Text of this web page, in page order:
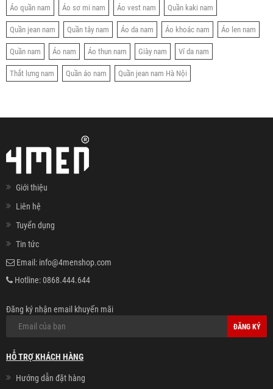
Áo quần nam Áo sơ mi nam Áo vest nam Quần kaki nam
Quần jean nam Quần tây nam Áo da nam Áo khoác nam Áo len nam
Quần nam Áo nam Áo thun nam Giày nam Ví da nam
Thắt lưng nam Quần áo nam Quần jean nam Hà Nội
Giới thiệu
Liên hệ
Tuyển dụng
Tin tức
Email: info@4menshop.com
Hotline:0868.444.644
Đăng ký nhận email khuyến mãi
ĐĂNG KÝ
HỖ TRỢ KHÁCH HÀNG
Hướng dẫn đặt hàng